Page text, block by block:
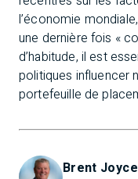
l’économie
une dernière fois «
d’habitude, il est
politiques influencer
portefeuille de
Brent Joyce